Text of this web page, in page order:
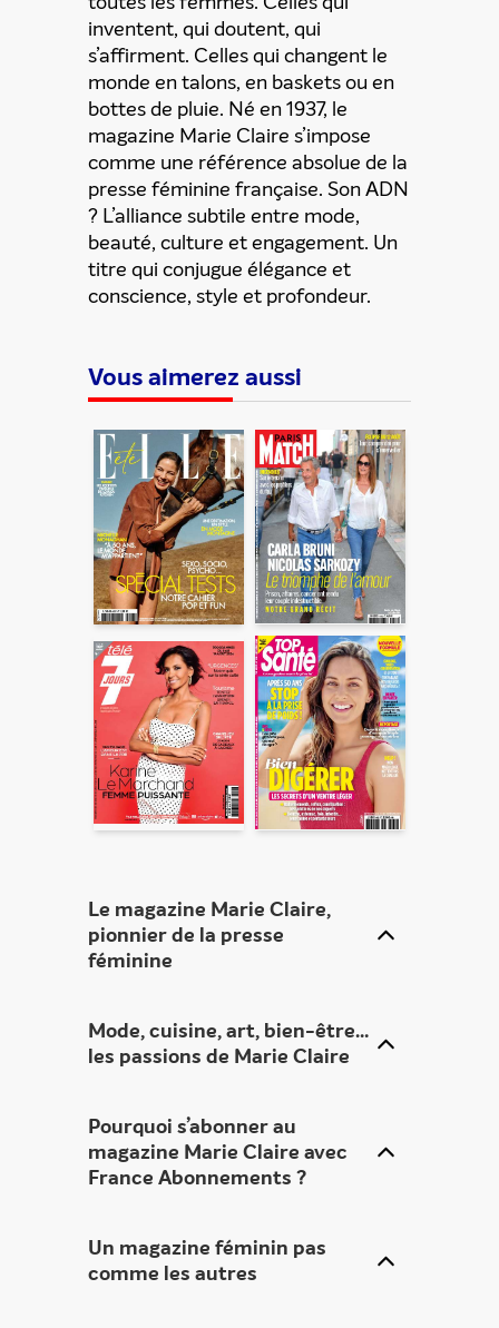
Partager cette offre
ENVOYER
En partageant du contenu, vous acceptez que ces
informations soient traitées par ADLPartner (groupe
Dékuple), responsable de traitement, pour donner suite à
votre demande de recommandation auprès de votre ami.
Vous certifiez également ne pas envoyer d’email indésirable.
Votre adresse email et celle de votre ami ne sont utilisées que
pour cet envoi à la suite duquel elles seront
automatiquement supprimées. Pour en savoir plus, consultez
notre rubrique "Données personnelles".
inventent, qui doutent, qui
s’affirment. Celles qui changent le
monde en talons, en baskets ou en
bottes de pluie. Né en 1937, le
magazine Marie Claire s’impose
comme une référence absolue de la
presse féminine française. Son ADN
? L’alliance subtile entre mode,
beauté, culture et engagement. Un
titre qui conjugue élégance et
conscience, style et profondeur.
Vous aimerez aussi
Le magazine Marie Claire,
pionnier de la presse
féminine
Mode, cuisine, art, bien-être…
les passions de Marie Claire
Pourquoi s’abonner au
magazine Marie Claire avec
France Abonnements ?
Un magazine féminin pas
comme les autres